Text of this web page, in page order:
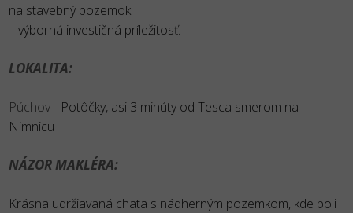
na stavebný pozemok
– výborná investičná príležitosť.
LOKALITA:
Púchov- Potôčky, asi 3 minúty od Tesca smerom na
Nimnicu
NÁZOR MAKLÉRA:
Krásna udržiavaná chata s nádherným pozemkom, kde boli